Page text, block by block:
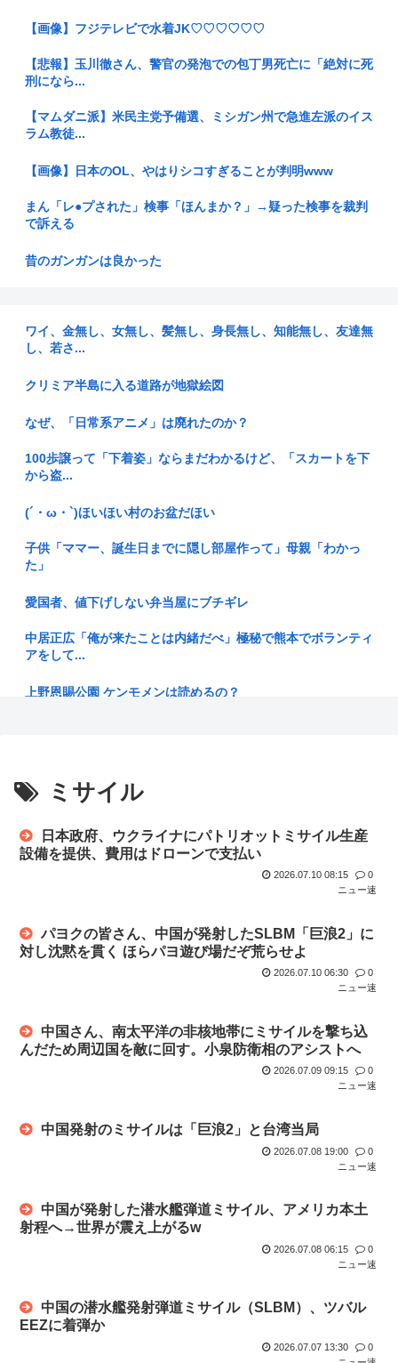
【画像】フジテレビで水着JK♡♡♡♡♡♡
【悲報】玉川徹さん、警官の発泡での包丁男死亡に「絶対に死
刑になら...
【マムダニ派】米民主党予備選、ミシガン州で急進左派のイス
ラム教徒...
【画像】日本のOL、やはりシコすぎることが判明www
まん「レ●プされた」検事「ほんまか？」→疑った検事を裁判
で訴える
昔のガンガンは良かった
【兵庫】ドン・キホーテ露店「うなぎのかば焼き」で食中毒
炎上
ドパガキ・Z世代のせいで廃れてきた文化
トの赤ち...
【悲報】内田りこ「社会に戻りたいです」
日と...
中国人「中国アニメはすでに日本アニメを超えたのではない
か」
【動画】さり気なくおっぱい見せる女の子www
故になる...
【静岡市】「息子が痴漢された」住宅街の路上で帰宅途中の男
子小学生...
【朝鮮再侵略、手をこまねいてはいない、軍事的選択肢だ】北
竹田平民陛下が子供たちに「なぜ愛子さまが天皇になれないの
か」をわ...
【判決】”主犯格”の特定少年・川口侑斗被告に「無期懲役」の
判決 ...
ワイ、金無し、女無し、髪無し、身長無し、知能無し、友達無
し、若さ...
クリミア半島に入る道路が地獄絵図
なぜ、「日常系アニメ」は廃れたのか？
100歩譲って「下着姿」ならまだわかるけど、「スカートを下
から盗...
(´・ω・`)ほいほい村のお盆だほい
子供「ママー、誕生日までに隠し部屋作って」母親「わかっ
た」
愛国者、値下げしない弁当屋にブチギレ
中居正広「俺が来たことは内緒だべ」極秘で熊本でボランティ
アをして...
上野恩賜公園 ケンモメンは読めるの？
斎藤「今...
ャリ 「...
ズル休みしてるんだけどちょっと気がかりな事あって、煽りと
暇空茜の臣下のなるくん(嫌儲代表)、切り刻む動画をうpする
ために...
理だろ。
さーて、洗濯物干すかな、洗濯バサミ「バギィ！！パラパラパ
秋田の公務員、オンライン会見にバスローブ姿で登場し会見中
にタバコ...
近くでタバコ(iQOS)吸うやつがいて洗濯物が全部iQOS臭く
ごみ収集車「あ！燃えるゴミの中にペットボトルや段ボールや
一昨日の水曜日のダウンタウン面白かった？？
ミサイル
日本政府、ウクライナにパトリオットミサイル生産
設備を提供、費用はドローンで支払い
2026.07.10 08:15
0
ニュー速
パヨクの皆さん、中国が発射したSLBM「巨浪2」に
対し沈黙を貫く ほらパヨ遊び場だぞ荒らせよ
2026.07.10 06:30
0
ニュー速
中国さん、南太平洋の非核地帯にミサイルを撃ち込
んだため周辺国を敵に回す。小泉防衛相のアシストへ
2026.07.09 09:15
0
ニュー速
中国発射のミサイルは「巨浪2」と台湾当局
2026.07.08 19:00
0
ニュー速
中国が発射した潜水艦弾道ミサイル、アメリカ本土
射程へ→世界が震え上がるw
2026.07.08 06:15
0
ニュー速
中国の潜水艦発射弾道ミサイル（SLBM）、ツバル
EEZに着弾か
2026.07.07 13:30
0